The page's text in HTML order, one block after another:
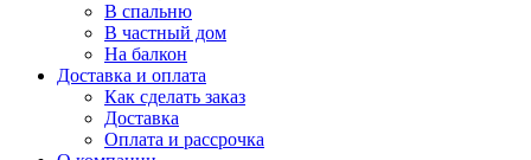
В спальню
В частный дом
На балкон
Доставка и оплата
Как сделать заказ
Доставка
Оплата и рассрочка